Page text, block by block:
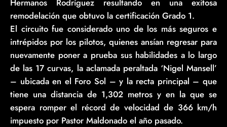
remodelación que obtuvo la certificación Grado 1.
El circuito fue considerado uno de los más seguros e
intrépidos por los pilotos, quienes ansían regresar para
nuevamente poner a prueba sus habilidades a lo largo
de las 17 curvas, la aclamada peraltada ‘Nigel Mansell’
– ubicada en el Foro Sol – y la recta principal – que
tiene una distancia de 1,302 metros y en la que se
espera romper el récord de velocidad de 366 km/h
impuesto por Pastor Maldonado el año pasado.